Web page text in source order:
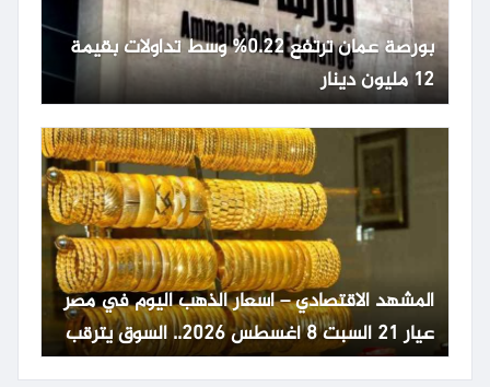
بورصة عمان ترتفع 0.22% وسط تداولات بقيمة
12 مليون دينار
المشهد الاقتصادي – اسعار الذهب اليوم في مصر
عيار 21 السبت 8 أغسطس 2026.. السوق يترقب
تطورات عالمية